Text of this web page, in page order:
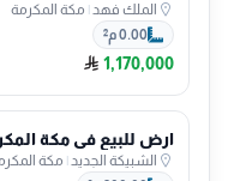
الملك فهد| مكة المكرمة
0.00 م²
1,170,000
الشبيكة الجديد| مكة